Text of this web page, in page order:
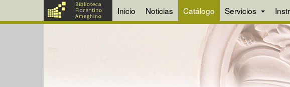
Inicio Noticias Catálogo Servicios